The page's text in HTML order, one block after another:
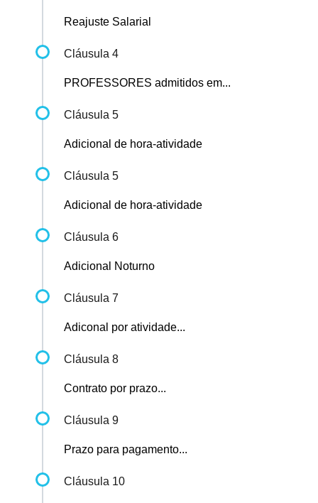
Reajuste Salarial
Cláusula 4
PROFESSORES admitidos em...
Cláusula 5
Adicional de hora-atividade
Cláusula 5
Adicional de hora-atividade
Cláusula 6
Adicional Noturno
Cláusula 7
Adiconal por atividade...
Cláusula 8
Contrato por prazo...
Cláusula 9
Prazo para pagamento...
Cláusula 10